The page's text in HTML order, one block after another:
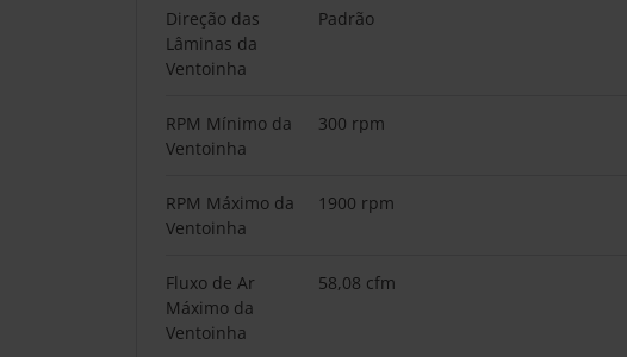
Direção das
Lâminas da
Ventoinha
Padrão
RPM Mínimo da
Ventoinha
300 rpm
RPM Máximo da
Ventoinha
1900 rpm
Fluxo de Ar
Máximo da
Ventoinha
58,08 cfm